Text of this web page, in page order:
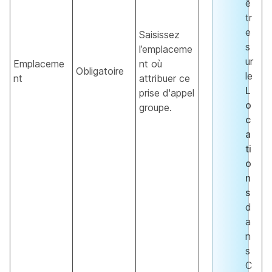
Emplaceme
nt
Obligatoire
Saisissez
l’emplaceme
nt où
attribuer ce
prise d'appel
groupe.
ê
tr
e
s
ur
le
L
o
c
a
ti
o
n
s
d
a
n
s
C